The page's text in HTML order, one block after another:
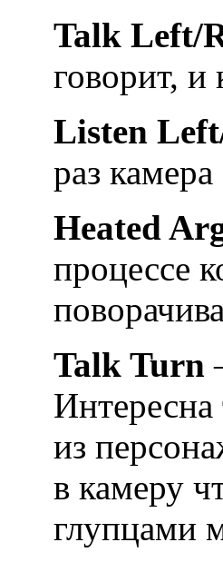
Talk Left/
говорит, и
Listen
раз
Heated
процессе
Talk Turn
Интересна
из
в камеру
глупцами